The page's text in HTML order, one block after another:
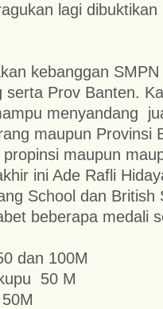
lagi
kebanggan SMPN
Prov Banten.
menyandang
maupun Provinsi
maupun
ini Ade Rafli
School dan British
beberapa medali
dan 100M
50 M